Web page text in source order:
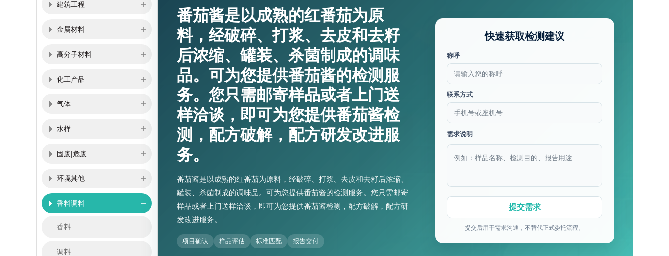
建筑工程
金属材料
高分子材料
化工产品
气体
水样
固废|危废
环境其他
香料调料
香料
调料
番茄酱是以成熟的红番茄为原
料，经破碎、打浆、去皮和去籽
后浓缩、罐装、杀菌制成的调味
品。可为您提供番茄酱的检测服
务。您只需邮寄样品或者上门送
样洽谈，即可为您提供番茄酱检
测，配方破解，配方研发改进服
务。
番茄酱是以成熟的红番茄为原料，经破碎、打浆、去皮和去籽后浓缩、
罐装、杀菌制成的调味品。可为您提供番茄酱的检测服务。您只需邮寄
样品或者上门送样洽谈，即可为您提供番茄酱检测，配方破解，配方研
发改进服务。
项目确认 样品评估 标准匹配 报告交付
快速获取检测建议
称呼
联系方式
需求说明
提交后用于需求沟通，不替代正式委托流程。